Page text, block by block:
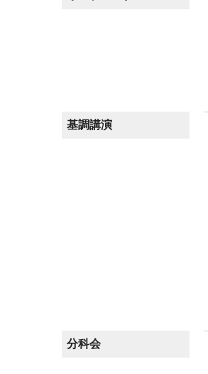
基調講演
分科会